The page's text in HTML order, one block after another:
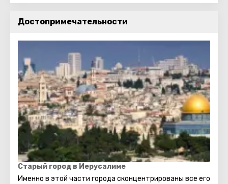
Достопримечательности
Старый город в Иерусалиме
Именно в этой части города сконцентрированы все его